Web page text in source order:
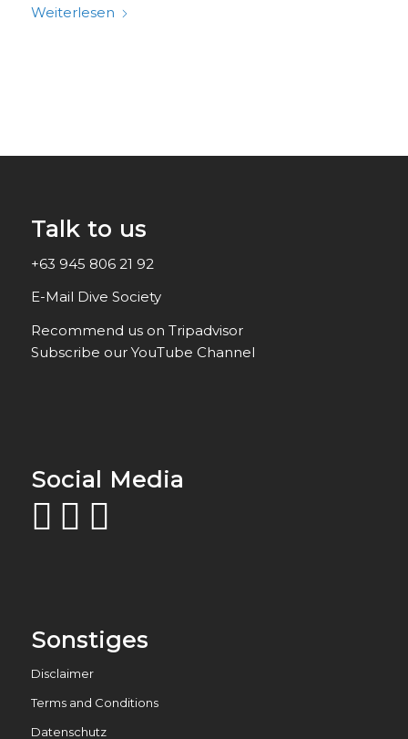
Weiterlesen
Talk to us
+63 945 806 21 92
E-Mail Dive Society
Recommend us on Tripadvisor
Subscribe our YouTube Channel
Social Media
Sonstiges
Disclaimer
Terms and Conditions
Datenschutz